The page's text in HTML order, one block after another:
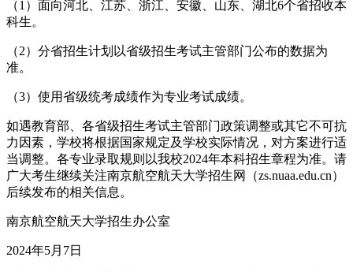
（1）面向河北、江苏、浙江、安徽、山东、湖北6个省招收本
科生。
（2）分省招生计划以省级招生考试主管部门公布的数据为
准。
（3）使用省级统考成绩作为专业考试成绩。
如遇教育部、各省级招生考试主管部门政策调整或其它不可抗
力因素，学校将根据国家规定及学校实际情况，对方案进行适
当调整。各专业录取规则以我校2024年本科招生章程为准。请
广大考生继续关注南京航空航天大学招生网（zs.nuaa.edu.cn）
后续发布的相关信息。
南京航空航天大学招生办公室
2024年5月7日